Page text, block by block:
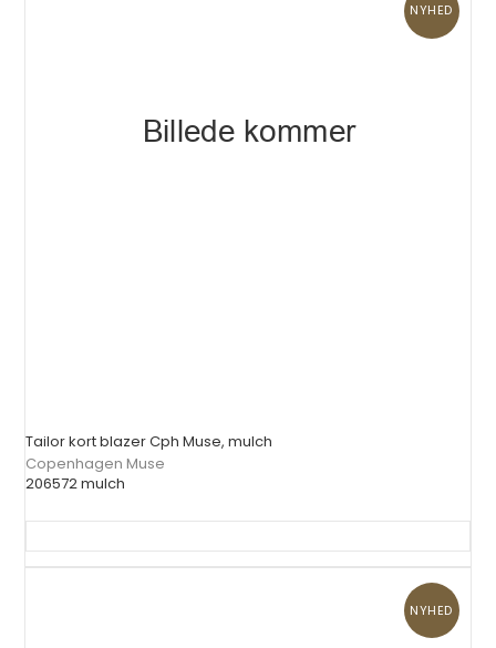
NYHED
Tailor kort blazer Cph Muse, mulch
Copenhagen Muse
206572 mulch
NYHED